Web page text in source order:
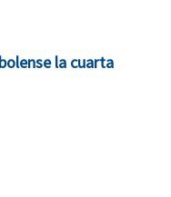
la cuarta